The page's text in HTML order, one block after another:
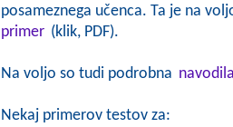
posameznega učenca. Ta je na
primer (klik, PDF).
Na voljo so tudi podrobna
Nekaj primerov testov za: